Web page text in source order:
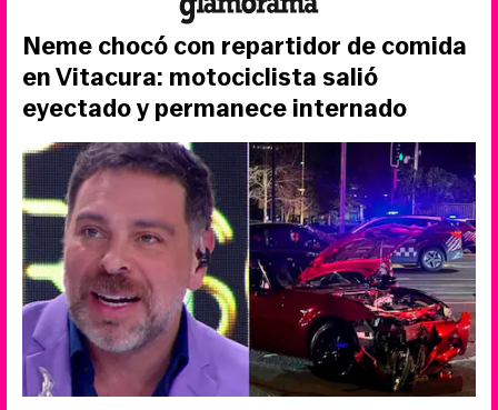
Neme chocó con repartidor de comida
en Vitacura: motociclista salió
eyectado y permanece internado